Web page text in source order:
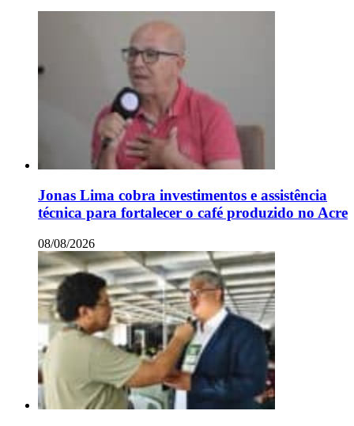
Jonas Lima cobra investimentos e assistência
técnica para fortalecer o café produzido no Acre
08/08/2026